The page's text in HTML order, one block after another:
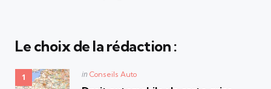
Le choix de la rédaction :
Posted
in Conseils Auto